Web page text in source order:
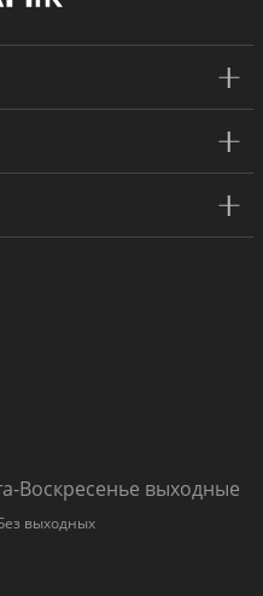
Воскресенье выходные
выходных